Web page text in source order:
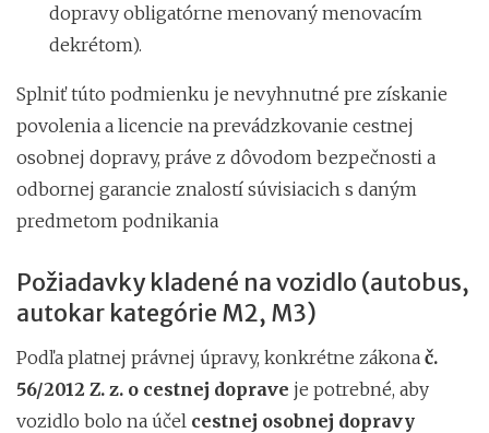
dopravy obligatórne menovaný menovacím
dekrétom).
Splniť túto podmienku je nevyhnutné pre získanie
povolenia a licencie na prevádzkovanie cestnej
osobnej dopravy, práve z dôvodom bezpečnosti a
odbornej garancie znalostí súvisiacich s daným
predmetom podnikania
Požiadavky kladené na vozidlo (autobus,
autokar kategórie M2, M3)
Podľa platnej právnej úpravy, konkrétne zákona č.
56/2012 Z. z. o cestnej doprave je potrebné, aby
vozidlo bolo na účel cestnej osobnej dopravy